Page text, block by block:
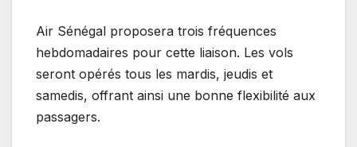
Air Sénégal proposera trois fréquences
hebdomadaires pour cette liaison. Les vols
seront opérés tous les mardis, jeudis et
samedis, offrant ainsi une bonne flexibilité aux
passagers.